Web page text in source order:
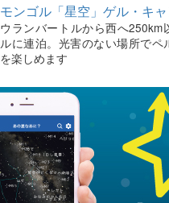
モンゴル「星空」ゲル・キ
ウランバートルから西へ250km
ルに連泊。光害のない場所でペ
を楽しめます